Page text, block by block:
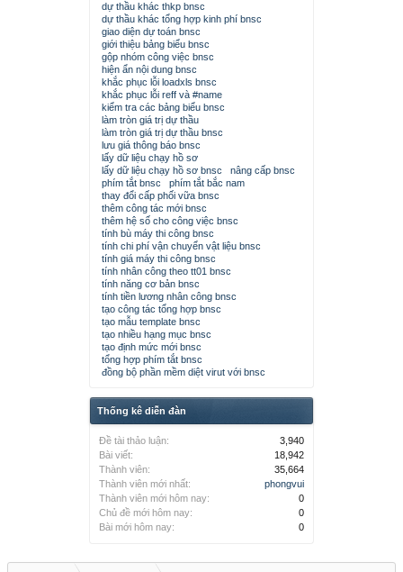
dự thầu khác thkp bnsc
dự thầu khác tổng hợp kinh phí bnsc
giao diện dự toán bnsc
giới thiệu bảng biểu bnsc
gộp nhóm công việc bnsc
hiện ẩn nội dung bnsc
khắc phục lỗi loadxls bnsc
khắc phục lỗi reff và #name
kiểm tra các bảng biểu bnsc
làm tròn giá trị dự thầu
làm tròn giá trị dự thầu bnsc
lưu giá thông báo bnsc
lấy dữ liệu chạy hồ sơ
lấy dữ liệu chạy hồ sơ bnsc
nâng cấp bnsc
phím tắt bnsc
phím tắt bắc nam
thay đổi cấp phối vữa bnsc
thêm công tác mới bnsc
thêm hệ số cho công việc bnsc
tính bù máy thi công bnsc
tính chi phí vận chuyển vật liệu bnsc
tính giá máy thi công bnsc
tính nhân công theo tt01 bnsc
tính năng cơ bản bnsc
tính tiền lương nhân công bnsc
tạo công tác tổng hợp bnsc
tạo mẫu template bnsc
tạo nhiều hạng mục bnsc
tạo định mức mới bnsc
tổng hợp phím tắt bnsc
đồng bộ phần mềm diệt virut với bnsc
Thống kê diễn đàn
Đề tài thảo luận:
3,940
Bài viết:
18,942
Thành viên:
35,664
Thành viên mới nhất:
phongvui
Thành viên mới hôm nay:
0
Chủ đề mới hôm nay:
0
Bài mới hôm nay:
0